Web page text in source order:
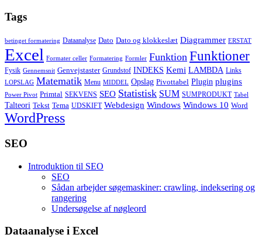
Tags
betinget formatering Dataanalyse Dato Dato og klokkeslæt Diagrammer ERSTAT
Excel Formater celler Formatering Formler Funktion Funktioner
Fysik Gennemsnit Genvejstaster Grundstof INDEKS Kemi LAMBDA Links
LOPSLAG Matematik Menu MIDDEL Opslag Pivottabel Plugin plugins
Power Pivot Primtal SEKVENS SEO Statistisk SUM SUMPRODUKT Tabel
Talteori Tekst Tema UDSKIFT Webdesign Windows Windows 10 Word
WordPress
SEO
Introduktion til SEO
SEO
Sådan arbejder søgemaskiner: crawling, indeksering og
rangering
Undersøgelse af nøgleord
Dataanalyse i Excel